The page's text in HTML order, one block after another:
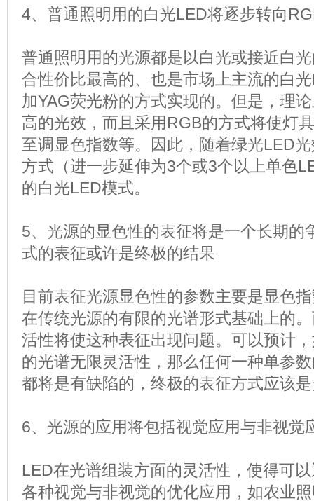
4、普通照明用的白光LED将逐步转向
普通照明用的光源都是以白光或接近白
合性价比最高的、也是市场上主流的白
加YAG荧光粉的方式实现的。但是，理
高的光效，而且采用RGB的方式将使灯
至调显色指数等。因此，随着绿光LED
方式（进一步延伸为3个或3个以上单色
的白光LED模式。
5、光源的显色性的表征将是一个长期的
式的表征或许是终极的结果
目前表征光源显色性的参数主要是显色
在传统光源的有限的光谱形式基础上的
活性将使这种表征出现问题。可以预计
的光谱无限灵活性，那么任何一种单参
都将是有缺陷的，终极的表征方式应该
6、光源的应用将包括视觉应用与非视觉
LED在光谱组装方面的灵活性，使得可
各种视觉与非视觉的优化应用，如农业